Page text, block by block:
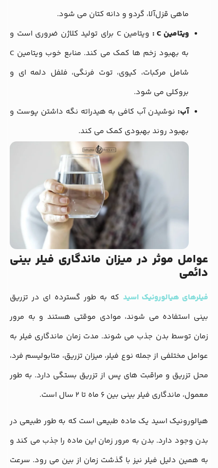
ماهی قزل‌آلا، گردو و دانه کتان می ‌شود.
ویتامین C :
ویتامین C برای تولید کلاژن ضروری است و
به بهبود زخم ‌ها کمک می ‌کند. منابع خوب ویتامین C
شامل مرکبات، کیوی، توت فرنگی، فلفل دلمه ‌ای و
بروکلی می‌ شود.
آب: نوشیدن آب کافی به هیدراته نگه داشتن پوست و
بهبود روند بهبودی کمک می‌ کند.
عوامل موثر در میزان ماندگاری فیلر بینی
دائمی
فیلرهای هیالورونیک اسید که به طور گسترده ‌ای در تزریق
بینی استفاده می‌ شوند، موادی موقتی هستند و به مرور
زمان توسط بدن جذب می‌ شوند. مدت زمان ماندگاری فیلر به
عوامل مختلفی از جمله نوع فیلر، میزان تزریق، متابولیسم فرد،
محل تزریق و مراقبت‌ های پس از تزریق بستگی دارد. به طور
معمول، ماندگاری فیلر بینی بین ۶ ماه تا ۲ سال است.
هیالورونیک اسید یک ماده طبیعی است که به طور طبیعی در
بدن وجود دارد. بدن به مرور زمان این ماده را جذب می‌ کند و
به همین دلیل فیلر نیز با گذشت زمان از بین می ‌رود. سرعت